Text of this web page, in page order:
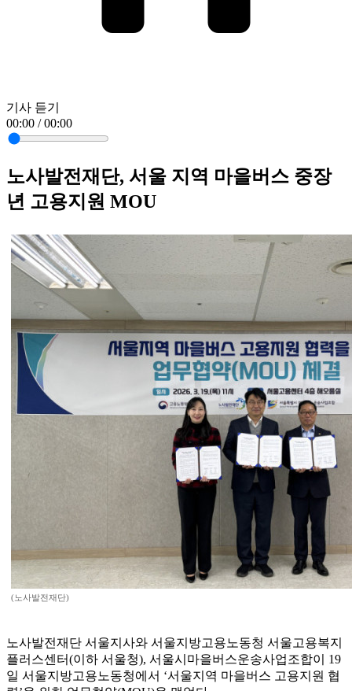
기사 듣기
00:00 / 00:00
노사발전재단, 서울 지역 마을버스 중장
년 고용지원 MOU
(노사발전재단)
노사발전재단 서울지사와 서울지방고용노동청 서울고용복지
플러스센터(이하 서울청), 서울시마을버스운송사업조합이 19
일 서울지방고용노동청에서 ‘서울지역 마을버스 고용지원 협